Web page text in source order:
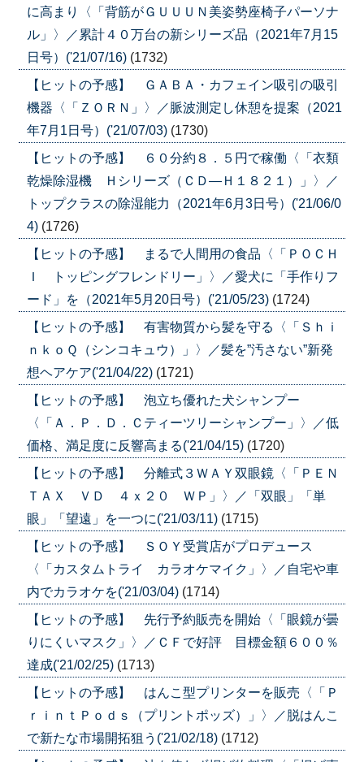
に高まり〈「背筋がＧＵＵＵＮ美姿勢座椅子パーソナ
ル」〉／累計４０万台の新シリーズ品（2021年7月15
日号）('21/07/16) (1732)
【ヒットの予感】 ＧＡＢＡ・カフェイン吸引の吸引
機器〈「ＺＯＲＮ」〉／脈波測定し休憩を提案（2021
年7月1日号）('21/07/03) (1730)
【ヒットの予感】 ６０分約８．５円で稼働〈「衣類
乾燥除湿機 Ｈシリーズ（ＣＤ―Ｈ１８２１）」〉／
トップクラスの除湿能力（2021年6月3日号）('21/06/0
4) (1726)
【ヒットの予感】 まるで人間用の食品〈「ＰＯＣＨ
Ｉ トッピングフレンドリー」〉／愛犬に「手作りフ
ード」を（2021年5月20日号）('21/05/23) (1724)
【ヒットの予感】 有害物質から髪を守る〈「Ｓｈｉ
ｎｋｏＱ（シンコキュウ）」〉／髪を”汚さない”新発
想ヘアケア('21/04/22) (1721)
【ヒットの予感】 泡立ち優れた犬シャンプー
〈「Ａ．Ｐ．Ｄ．Ｃティーツリーシャンプー」〉／低
価格、満足度に反響高まる('21/04/15) (1720)
【ヒットの予感】 分離式３ＷＡＹ双眼鏡〈「ＰＥＮ
ＴＡＸ ＶＤ ４ｘ２０ ＷＰ」〉／「双眼」「単
眼」「望遠」を一つに('21/03/11) (1715)
【ヒットの予感】 ＳＯＹ受賞店がプロデュース
〈「カスタムトライ カラオケマイク」〉／自宅や車
内でカラオケを('21/03/04) (1714)
【ヒットの予感】 先行予約販売を開始〈「眼鏡が曇
りにくいマスク」〉／ＣＦで好評 目標金額６００％
達成('21/02/25) (1713)
【ヒットの予感】 はんこ型プリンターを販売〈「Ｐ
ｒｉｎｔＰｏｄｓ（プリントポッズ）」〉／脱はんこ
で新たな市場開拓狙う('21/02/18) (1712)